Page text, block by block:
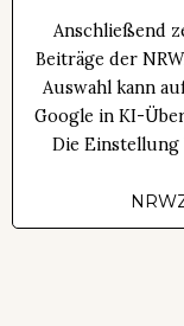
Anschließend
Beiträge der
Auswahl kann
Google in KI-
Die Einstellung